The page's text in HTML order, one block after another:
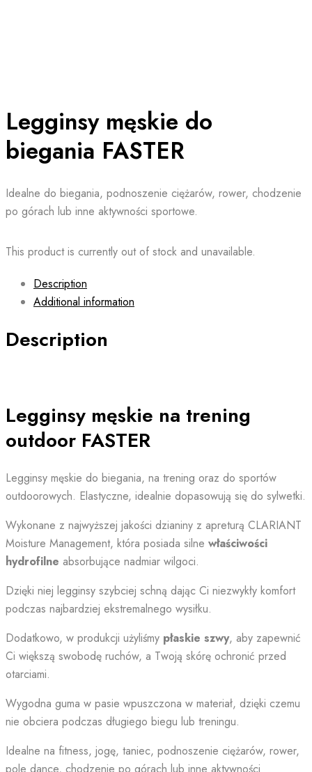
Legginsy męskie do
biegania FASTER
Idealne do biegania, podnoszenie ciężarów, rower, chodzenie
po górach lub inne aktywności sportowe.
This product is currently out of stock and unavailable.
Description
Additional information
Description
Legginsy męskie na trening
outdoor FASTER
Legginsy męskie do biegania, na trening oraz do sportów
outdoorowych. Elastyczne, idealnie dopasowują się do sylwetki.
Wykonane z najwyższej jakości dzianiny z apreturą CLARIANT
Moisture Management, która posiada silne właściwości
hydrofilne absorbujące nadmiar wilgoci.
Dzięki niej legginsy szybciej schną dając Ci niezwykły komfort
podczas najbardziej ekstremalnego wysiłku.
Dodatkowo, w produkcji użyliśmy płaskie szwy, aby zapewnić
Ci większą swobodę ruchów, a Twoją skórę ochronić przed
otarciami.
Wygodna guma w pasie wpuszczona w materiał, dzięki czemu
nie obciera podczas długiego biegu lub treningu.
Idealne na fitness, jogę, taniec, podnoszenie ciężarów, rower,